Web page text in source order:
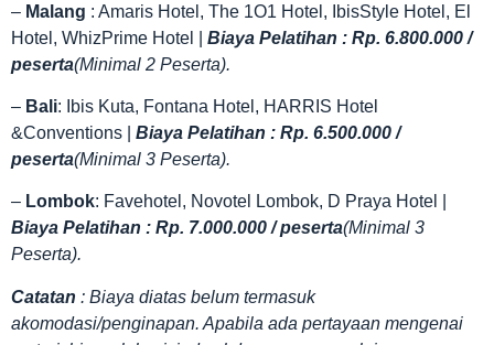
– Malang : Amaris Hotel, The 1O1 Hotel, IbisStyle Hotel, El
Hotel, WhizPrime Hotel | Biaya Pelatihan : Rp. 6.800.000 /
peserta(Minimal 2 Peserta).
– Bali: Ibis Kuta, Fontana Hotel, HARRIS Hotel
&Conventions | Biaya Pelatihan : Rp. 6.500.000 /
peserta(Minimal 3 Peserta).
– Lombok: Favehotel, Novotel Lombok, D Praya Hotel |
Biaya Pelatihan : Rp. 7.000.000 / peserta(Minimal 3
Peserta).
Catatan : Biaya diatas belum termasuk
akomodasi/penginapan. Apabila ada pertayaan mengenai